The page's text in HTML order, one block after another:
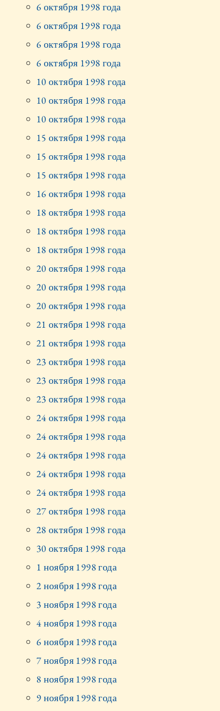
6 октября 1998 года
6 октября 1998 года
6 октября 1998 года
6 октября 1998 года
10 октября 1998 года
10 октября 1998 года
10 октября 1998 года
15 октября 1998 года
15 октября 1998 года
15 октября 1998 года
16 октября 1998 года
18 октября 1998 года
18 октября 1998 года
18 октября 1998 года
20 октября 1998 года
20 октября 1998 года
20 октября 1998 года
21 октября 1998 года
21 октября 1998 года
23 октября 1998 года
23 октября 1998 года
23 октября 1998 года
24 октября 1998 года
24 октября 1998 года
24 октября 1998 года
24 октября 1998 года
24 октября 1998 года
27 октября 1998 года
28 октября 1998 года
30 октября 1998 года
1 ноября 1998 года
2 ноября 1998 года
3 ноября 1998 года
4 ноября 1998 года
6 ноября 1998 года
7 ноября 1998 года
8 ноября 1998 года
9 ноября 1998 года